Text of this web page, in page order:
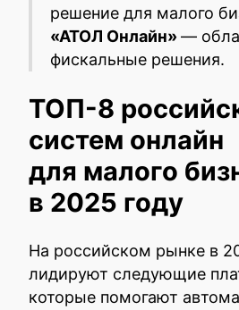
решение для малого
«АТОЛ Онлайн»—
фискальные решения.
ТОП-8
систем онлайн
для малого
в 2025 году
На российском рынке в
лидируют следующие
которые помогают